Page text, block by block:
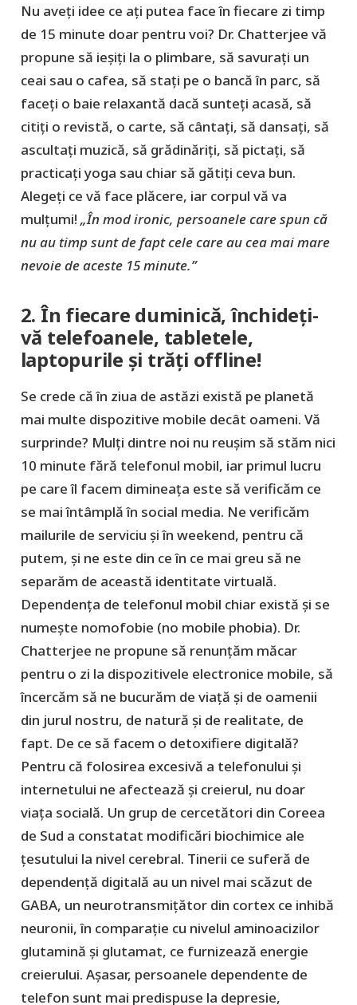
Nu aveți idee ce ați putea face în fiecare zi timp
de 15 minute doar pentru voi? Dr. Chatterjee vă
propune să ieșiți la o plimbare, să savurați un
ceai sau o cafea, să stați pe o bancă în parc, să
faceți o baie relaxantă dacă sunteți acasă, să
citiți o revistă, o carte, să cântați, să dansați, să
ascultați muzică, să grădinăriți, să pictați, să
practicați yoga sau chiar să gătiți ceva bun.
Alegeți ce vă face plăcere, iar corpul vă va
mulțumi! „În mod ironic, persoanele care spun că
nu au timp sunt de fapt cele care au cea mai mare
nevoie de aceste 15 minute.”
2. În fiecare duminică, închideți-
vă telefoanele, tabletele,
laptopurile și trăți offline!
Se crede că în ziua de astăzi există pe planetă
mai multe dispozitive mobile decât oameni. Vă
surprinde? Mulți dintre noi nu reușim să stăm nici
10 minute fără telefonul mobil, iar primul lucru
pe care îl facem dimineața este să verificăm ce
se mai întâmplă în social media. Ne verificăm
mailurile de serviciu și în weekend, pentru că
putem, și ne este din ce în ce mai greu să ne
separăm de această identitate virtuală.
Dependența de telefonul mobil chiar există și se
numește nomofobie (no mobile phobia). Dr.
Chatterjee ne propune să renunțăm măcar
pentru o zi la dispozitivele electronice mobile, să
încercăm să ne bucurăm de viață și de oamenii
din jurul nostru, de natură și de realitate, de
fapt. De ce să facem o detoxifiere digitală?
Pentru că folosirea excesivă a telefonului și
internetului ne afectează și creierul, nu doar
viața socială. Un grup de cercetători din Coreea
de Sud a constatat modificări biochimice ale
ţesutului la nivel cerebral. Tinerii ce suferă de
dependență digitală au un nivel mai scăzut de
GABA, un neurotransmițător din cortex ce inhibă
neuronii, în comparație cu nivelul aminoacizilor
glutamină și glutamat, ce furnizează energie
creierului. Așasar, persoanele dependente de
telefon sunt mai predispuse la depresie,